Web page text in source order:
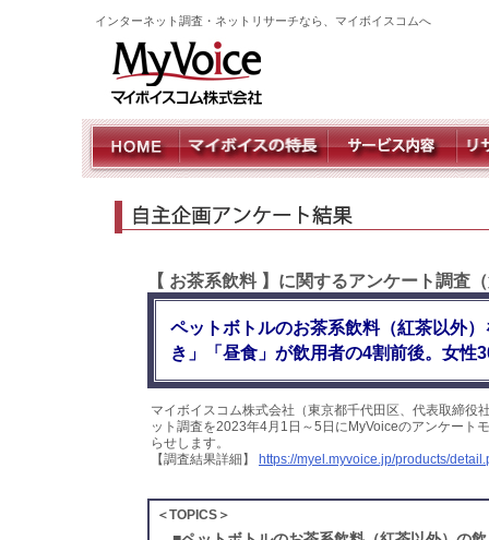
インターネット調査・ネットリサーチなら、マイボイスコムへ
【 お茶系飲料 】に関するアンケート調査
ペットボトルのお茶系飲料（紅茶以外
き」「昼食」が飲用者の4割前後。女性
マイボイスコム株式会社（東京都千代田区、代表取締
ット調査を2023年4月1日～5日にMyVoiceのアンケート
らせします。
【調査結果詳細】
https://myel.myvoice.jp/products/
＜TOPICS＞